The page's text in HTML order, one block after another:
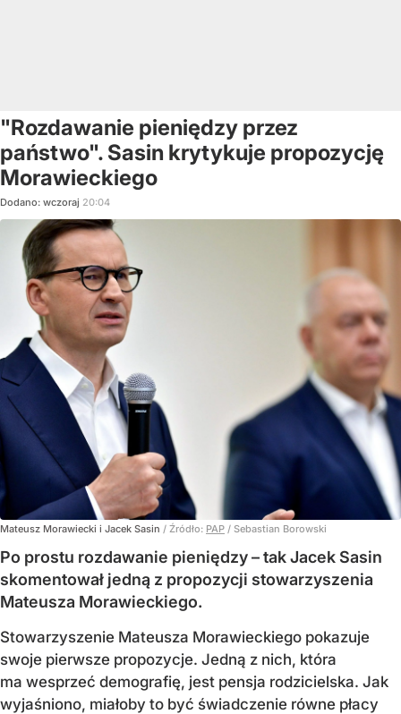
"Rozdawanie pieniędzy przez
państwo". Sasin krytykuje propozycję
Morawieckiego
Dodano: wczoraj 20:04
Mateusz Morawiecki i Jacek Sasin / Źródło: PAP / Sebastian Borowski
Po prostu rozdawanie pieniędzy – tak Jacek Sasin
skomentował jedną z propozycji stowarzyszenia
Mateusza Morawieckiego.
Stowarzyszenie Mateusza Morawieckiego pokazuje
swoje pierwsze propozycje. Jedną z nich, która
ma wesprzeć demografię, jest pensja rodzicielska. Jak
wyjaśniono, miałoby to być świadczenie równe płacy